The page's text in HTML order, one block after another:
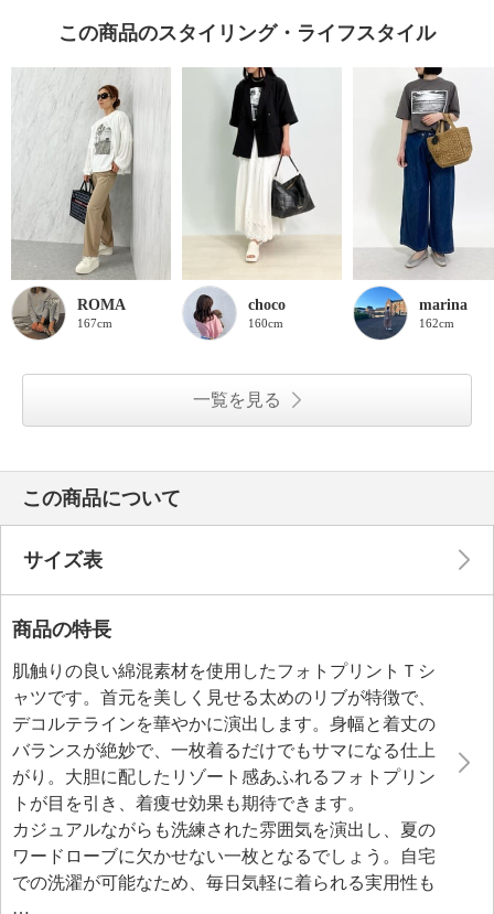
この商品のスタイリング・ライフスタイル
ROMA
167cm
choco
160cm
marina
162cm
一覧を見る
この商品について
サイズ表
商品の特長
肌触りの良い綿混素材を使用したフォトプリントＴシ
ャツです。首元を美しく見せる太めのリブが特徴で、
デコルテラインを華やかに演出します。身幅と着丈の
バランスが絶妙で、一枚着るだけでもサマになる仕上
がり。大胆に配したリゾート感あふれるフォトプリン
トが目を引き、着痩せ効果も期待できます。
カジュアルながらも洗練された雰囲気を演出し、夏の
ワードローブに欠かせない一枚となるでしょう。自宅
での洗濯が可能なため、毎日気軽に着られる実用性も
魅力的です。